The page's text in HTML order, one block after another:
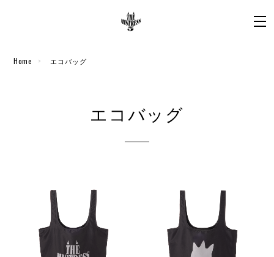
Home エコバッグ
エコバッグ